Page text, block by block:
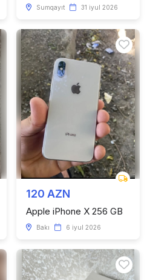
Sumqayıt 31 iyul 2026
120 AZN
Apple iPhone X 256 GB
Bakı 6 iyul 2026